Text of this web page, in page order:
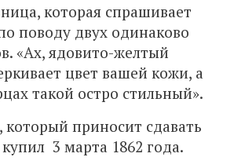
которая спрашивает
поводу двух одинаково
«Ах, ядовито-желтый
цвет вашей кожи, а
такой остро стильный».
который приносит сдавать
3 марта 1862 года.